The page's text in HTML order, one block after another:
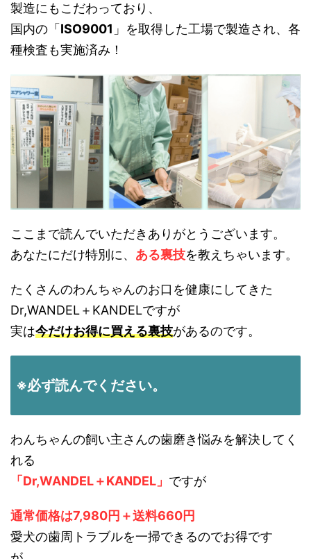
製造にもこだわっており、
国内の「 ISO9001 」を取得した工場で製造され、各
種検査も実施済み！
ここまで読んでいただきありがとうございます。
あなたにだけ特別に、 ある裏技を教えちゃいます。
たくさんのわんちゃんのお口を健康にしてきた
Dr,WANDEL＋KANDELですが
実は今だけお得に買える裏技があるのです。
※必ず読んでください。
わんちゃんの飼い主さんの歯磨き悩みを解決してく
れる
「Dr,WANDEL＋KANDEL」 ですが
通常価格は7,980円＋送料660円
愛犬の歯周トラブルを一掃できるのでお得です